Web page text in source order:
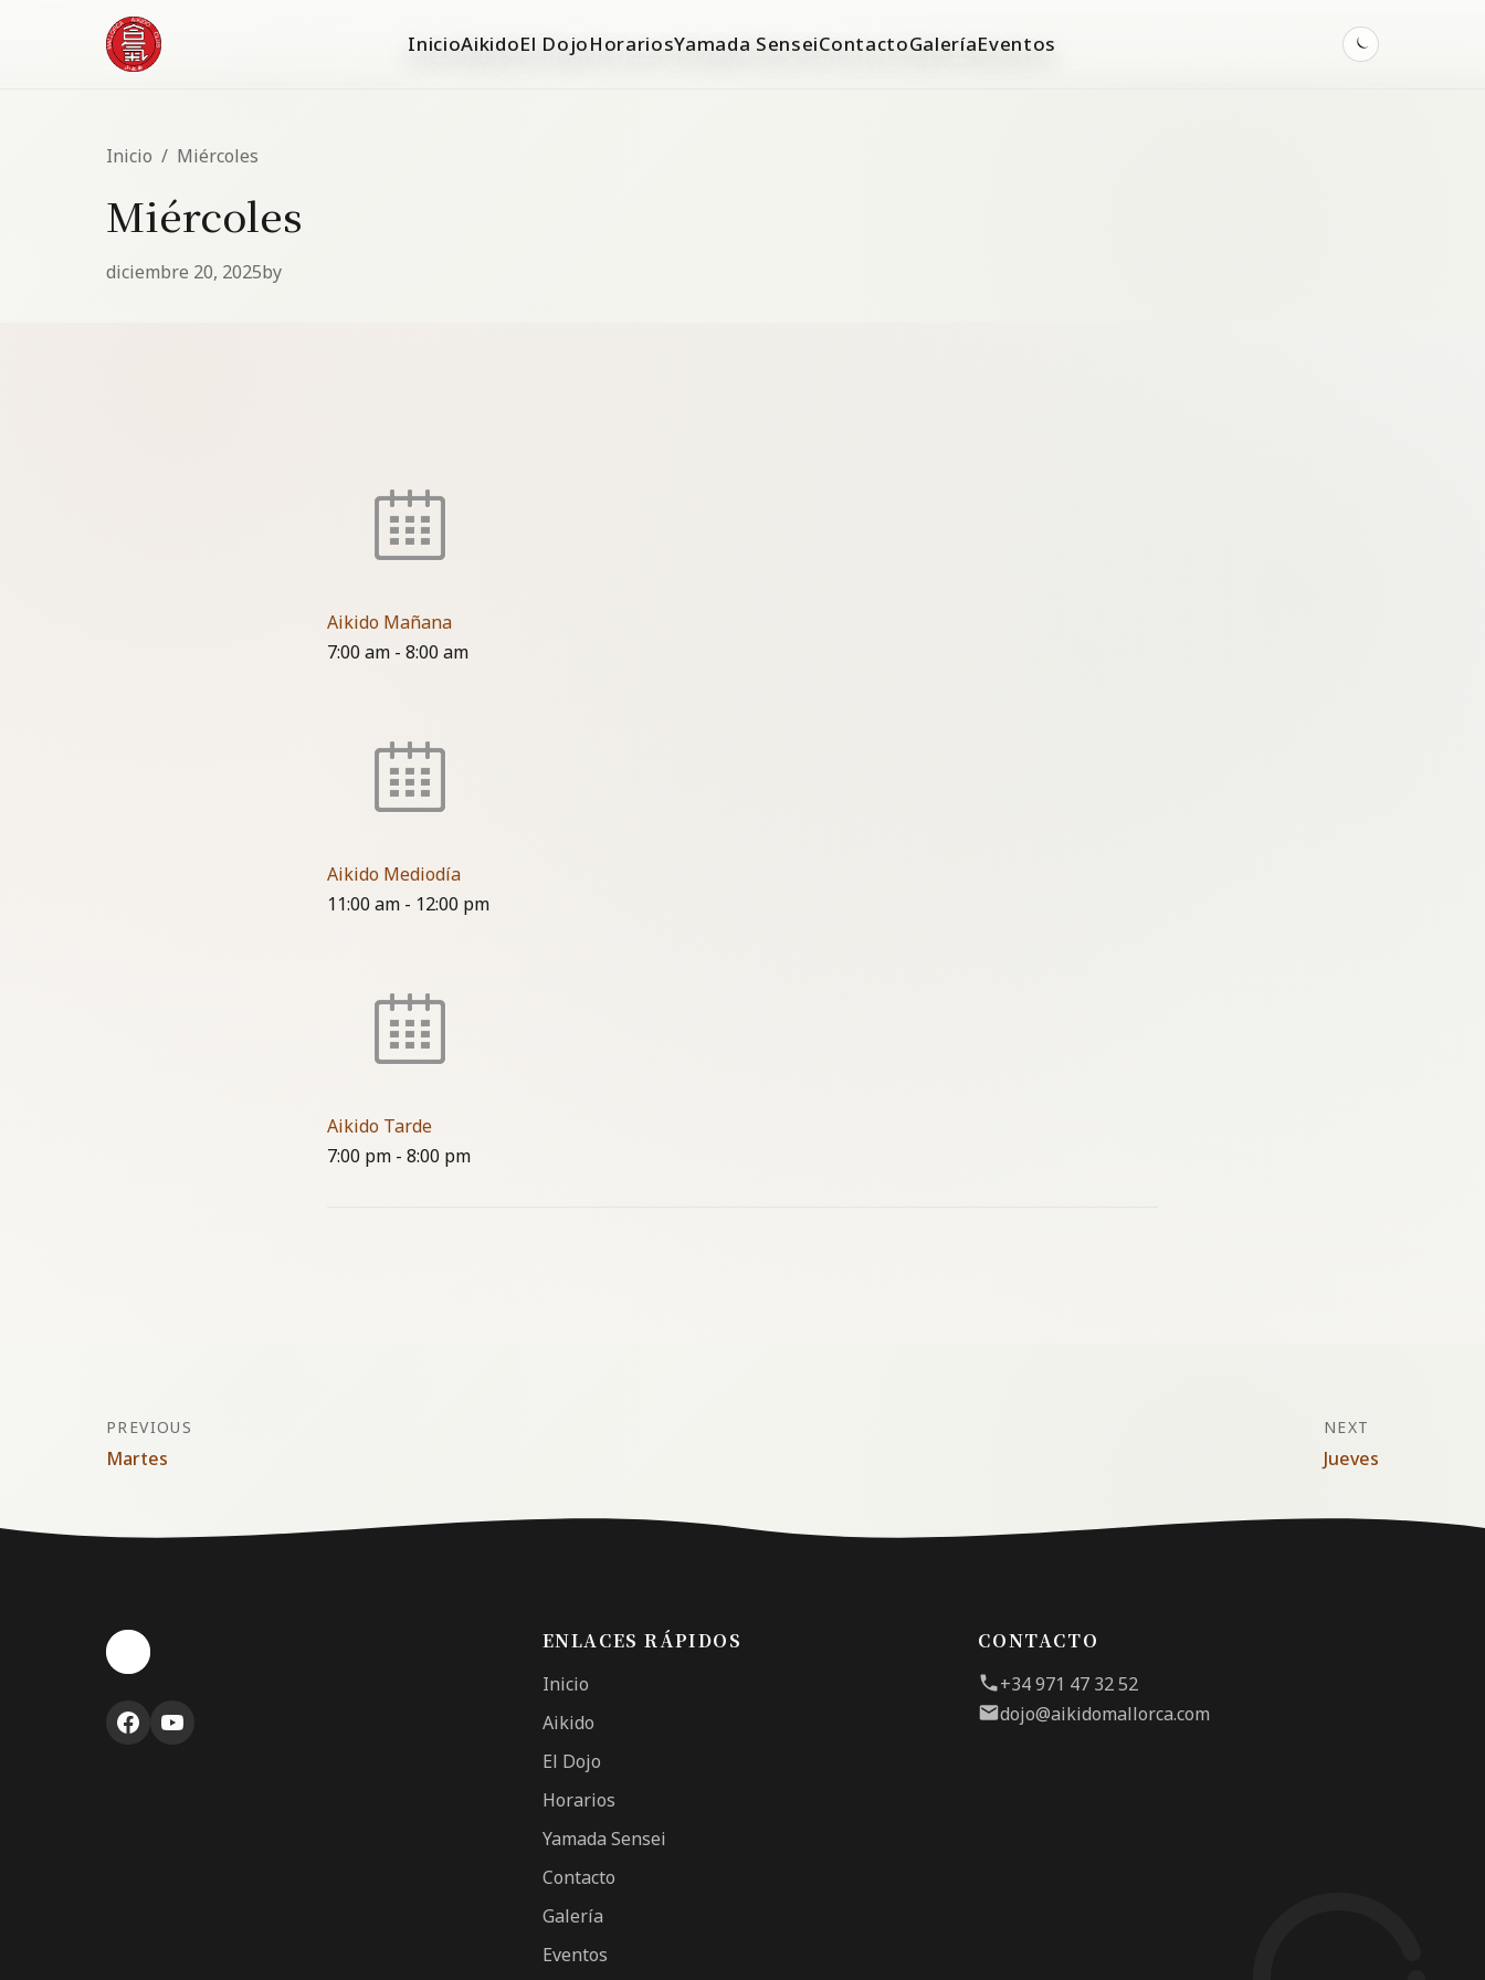
InicioAikidoEl DojoHorariosYamada SenseiContactoGaleríaEventos
Toggle
dark
Inicio / Miércoles
Miércoles
diciembre 20, 2025by
Aikido Mañana
7:00 am - 8:00 am
Aikido Mediodía
11:00 am - 12:00 pm
Aikido Tarde
7:00 pm - 8:00 pm
Navegación
de
PREVIOUS
Martes
NEXT
Jueves
ENLACES RÁPIDOS
Inicio
Aikido
El Dojo
Horarios
Yamada Sensei
Contacto
Galería
Eventos
CONTACTO
+34 971 47 32 52
dojo@aikidomallorca.com